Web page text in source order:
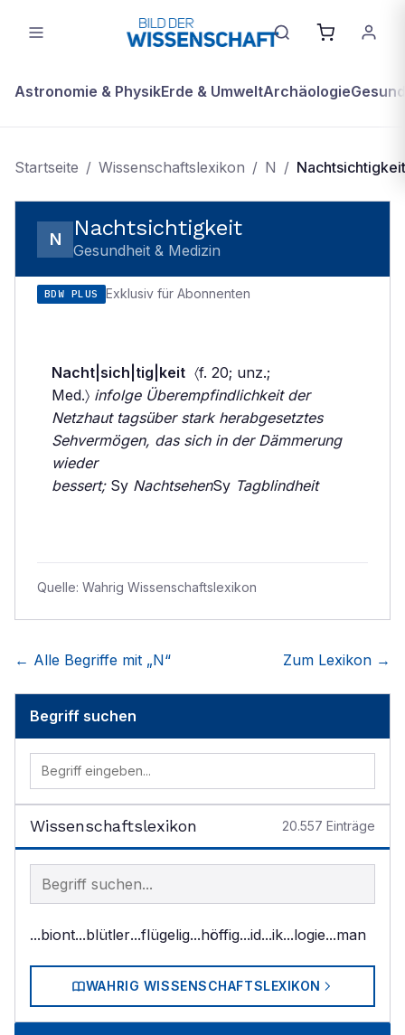
Astronomie & PhysikErde & UmweltArchäologie
Startseite / Wissenschaftslexikon / N / Nachtsichtigkeit
N Nachtsichtigkeit
Gesundheit & Medizin
BDW PLUS Exklusiv für Abonnenten
Nacht|sich|tig|keit 〈f. 20; unz.;
Med.〉 infolge Überempfindlichkeit der
Netzhaut tagsüber stark herabgesetztes
Sehvermögen, das sich in der Dämmerung
wieder
bessert;Sy NachtsehenSy Tagblindheit
Quelle: Wahrig Wissenschaftslexikon
← Alle Begriffe mit „N“ Zum Lexikon →
Begriff suchen
Wissenschaftslexikon 20.557 Einträge
Begriff im Lexikon suchen
...biont...blütler...flügelig...höffig...id...ik...logie...man
WAHRIG WISSENSCHAFTSLEXIKON